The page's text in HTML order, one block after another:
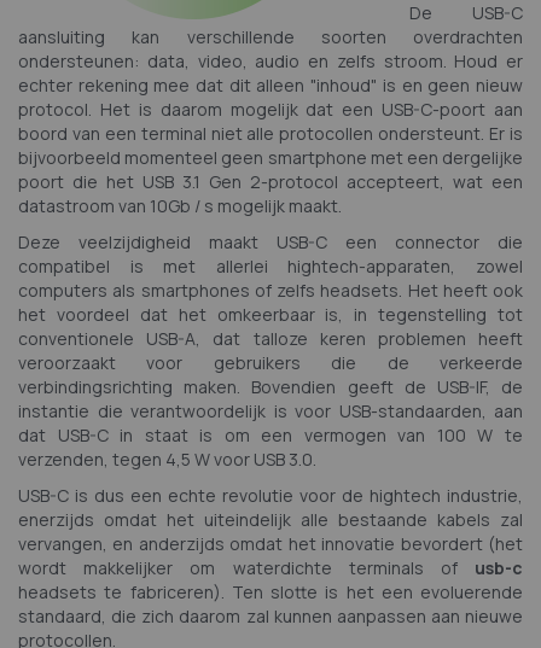
De USB-C
aansluiting kan verschillende soorten overdrachten
ondersteunen: data, video, audio en zelfs stroom. Houd er
echter rekening mee dat dit alleen "inhoud" is en geen nieuw
protocol. Het is daarom mogelijk dat een USB-C-poort aan
boord van een terminal niet alle protocollen ondersteunt. Er is
bijvoorbeeld momenteel geen smartphone met een dergelijke
poort die het USB 3.1 Gen 2-protocol accepteert, wat een
datastroom van 10Gb / s mogelijk maakt.
Deze veelzijdigheid maakt USB-C een connector die
compatibel is met allerlei hightech-apparaten, zowel
computers als smartphones of zelfs headsets. Het heeft ook
het voordeel dat het omkeerbaar is, in tegenstelling tot
conventionele USB-A, dat talloze keren problemen heeft
veroorzaakt voor gebruikers die de verkeerde
verbindingsrichting maken. Bovendien geeft de USB-IF, de
instantie die verantwoordelijk is voor USB-standaarden, aan
dat USB-C in staat is om een ​​vermogen van 100 W te
verzenden, tegen 4,5 W voor USB 3.0.
USB-C is dus een echte revolutie voor de hightech industrie,
enerzijds omdat het uiteindelijk alle bestaande kabels zal
vervangen, en anderzijds omdat het innovatie bevordert (het
wordt makkelijker om waterdichte terminals of usb-c
headsets te fabriceren). Ten slotte is het een evoluerende
standaard, die zich daarom zal kunnen aanpassen aan nieuwe
protocollen.